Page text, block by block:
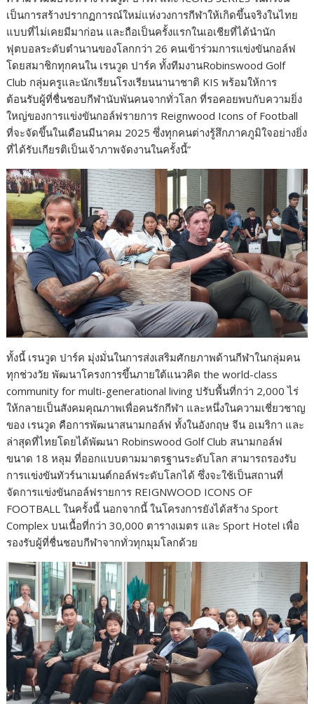
เป็นการสร้างปรากฏการณ์ใหม่แห่งวงการกีฬาให้เกิดขึ้นจริงในไทย
แบบที่ไม่เคยมีมาก่อน และถือเป็นครั้งแรกในเอเชียที่ได้นำนัก
ฟุตบอลระดับตำนานของโลกกว่า 26 คนเข้าร่วมการแข่งขันกอล์ฟ
โดยสมาชิกทุกคนใน เรนวูด ปาร์ค ทั้งทีมงาน​Robinswood Golf
Club กลุ่มครูและนักเรียนโรงเรียนนานาชาติ KIS พร้อมให้การ
ต้อนรับผู้ที่ชื่นชอบกีฬานับพันคนจากทั่วโลก ที่รอคอยพบกับความยิ่ง
ใหญ่ของการแข่งขันกอล์ฟรายการ Reignwood Icons of Football
ที่จะจัดขึ้นในเดือนมีนาคม 2025 ซึ่งทุกคนต่างรู้สึกภาคภูมิใจอย่างยิ่ง
ที่ได้รับเกียรติเป็นเจ้าภาพจัดงานในครั้งนี้”
ทั้งนี้ เรนวูด ปาร์ค มุ่งมั่นในการส่งเสริมศักยภาพด้านกีฬาในกลุ่มคน
ทุกช่วงวัย พัฒนาโครงการขึ้นภายใต้แนวคิด the world-class
community for multi-generational living ปรับพื้นที่กว่า 2,000 ไร่
ให้กลายเป็นสังคมคุณภาพเพื่อคนรักกีฬา และหนึ่งในความเชี่ยวชาญ
ของ เรนวูด คือการพัฒนาสนามกอล์ฟ ทั้งในอังกฤษ จีน อเมริกา และ
ล่าสุดที่ไทยโดยได้พัฒนา Robinswood Golf Club สนามกอล์ฟ
ขนาด 18 หลุม ที่ออกแบบตามมาตรฐานระดับโลก สามารถรองรับ
การแข่งขันทัวร์นาเมนต์กอล์ฟระดับโลกได้ ซึ่งจะใช้เป็นสถานที่
จัดการแข่งขันกอล์ฟรายการ REIGNWOOD ICONS OF
FOOTBALL ในครั้งนี้ นอกจากนี้ ในโครงการยังได้สร้าง Sport
Complex บนเนื้อที่กว่า 30,000 ตารางเมตร และ Sport Hotel เพื่อ
รองรับผู้ที่ชื่นชอบกีฬาจากทั่วทุกมุมโลกด้วย